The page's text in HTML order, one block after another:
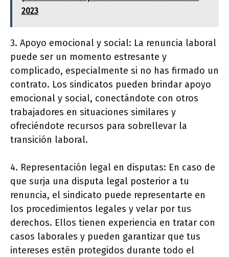
2023
3. Apoyo emocional y social: La renuncia laboral
puede ser un momento estresante y
complicado, especialmente si no has firmado un
contrato. Los sindicatos pueden brindar apoyo
emocional y social, conectándote con otros
trabajadores en situaciones similares y
ofreciéndote recursos para sobrellevar la
transición laboral.
4. Representación legal en disputas: En caso de
que surja una disputa legal posterior a tu
renuncia, el sindicato puede representarte en
los procedimientos legales y velar por tus
derechos. Ellos tienen experiencia en tratar con
casos laborales y pueden garantizar que tus
intereses estén protegidos durante todo el